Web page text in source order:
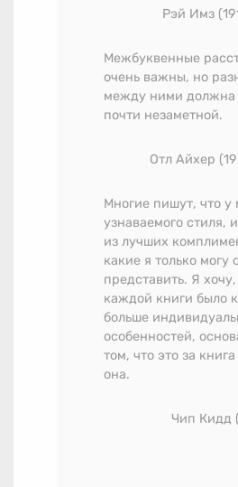
Рэй Имз
Межбуквенные
очень важны, но
между ними должна
почти незаметной.
Отл Айхер
Многие пишут, что у
узнаваемого стиля,
из лучших
какие я только могу
представить. Я
каждой книги было
больше
особенностей,
том, что это за
она.
Чип Кидд